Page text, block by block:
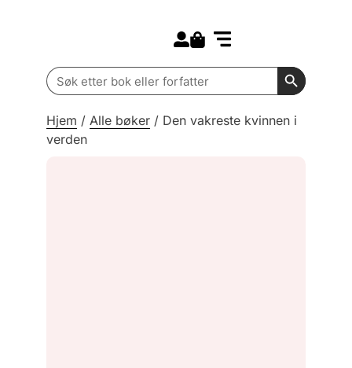
Search
for:
Search
Hjem / Alle bøker / Den vakreste kvinnen i
verden